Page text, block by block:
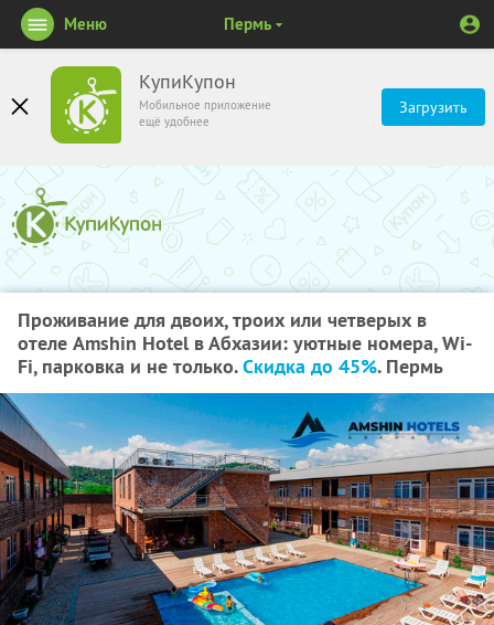
КупиКупон
Мобильное приложение
ещё удобнее
Загрузить
Меню Пермь
Проживание для двоих, троих или четверых в
отеле Amshin Hotel в Абхазии: уютные номера, Wi-
Fi, парковка и не только.Скидка до 45%. Пермь